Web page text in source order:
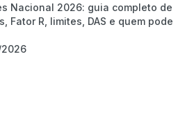
Nacional 2026: guia completo de
Fator R, limites, DAS e quem pode